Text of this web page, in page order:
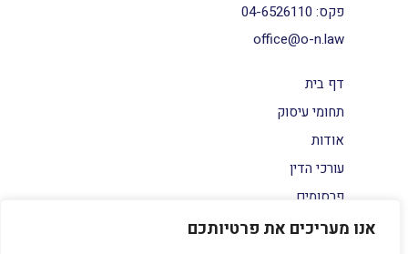
אנו מעריכים את פרטיותכם
דף בית
תחומי עיסוק
אודות
עורכי הדין
פרסומים
צור קשר
פקס: 04-6526110
office@o-n.law